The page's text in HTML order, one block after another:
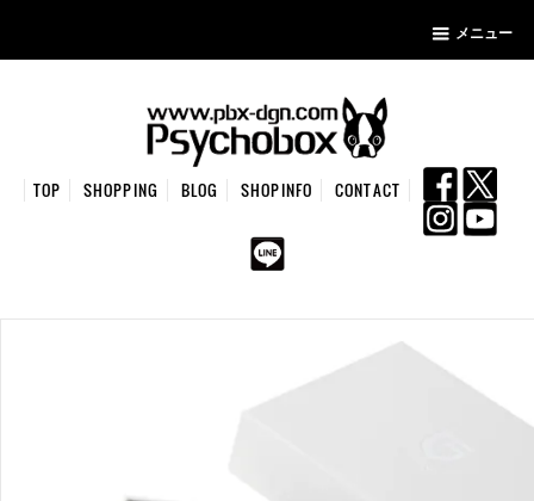
メニュー
TOP SHOPPING BLOG SHOPINFO CONTACT